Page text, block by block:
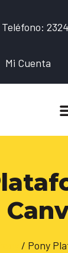
Teléfono:
Mi Cuenta
/ Pony